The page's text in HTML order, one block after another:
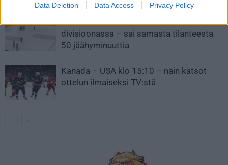
Data Deletion Data Access Privacy Policy
Venäläisveskari sekosi Suomen 2.
divisioonassa – sai samasta tilanteesta
50 jäähyminuuttia
Kanada – USA klo 15:10 – näin katsot
ottelun ilmaiseksi TV:stä